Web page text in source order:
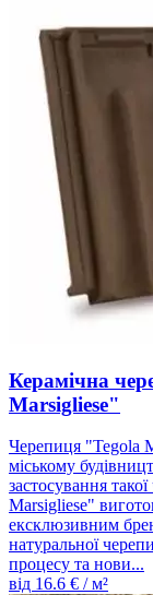
Керамічна
Marsigliese"
Черепиця "Tegola
міському
застосування
Marsigliese"
ексклюзивним
натуральної
процесу та нови...
від 16.6 € / м²